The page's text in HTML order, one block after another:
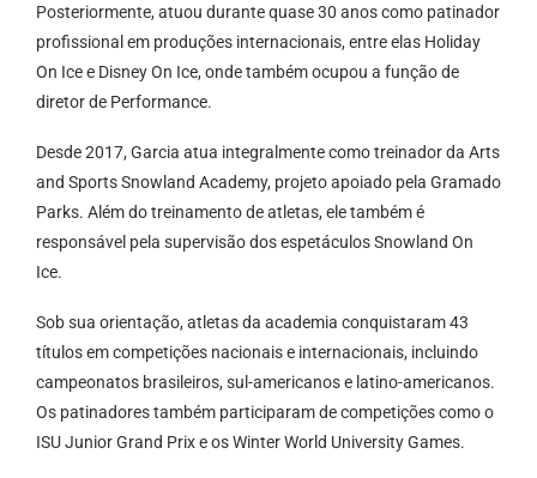
Posteriormente, atuou durante quase 30 anos como patinador
profissional em produções internacionais, entre elas Holiday
On Ice e Disney On Ice, onde também ocupou a função de
diretor de Performance.
Desde 2017, Garcia atua integralmente como treinador da Arts
and Sports Snowland Academy, projeto apoiado pela Gramado
Parks. Além do treinamento de atletas, ele também é
responsável pela supervisão dos espetáculos Snowland On
Ice.
Sob sua orientação, atletas da academia conquistaram 43
títulos em competições nacionais e internacionais, incluindo
campeonatos brasileiros, sul-americanos e latino-americanos.
Os patinadores também participaram de competições como o
ISU Junior Grand Prix e os Winter World University Games.